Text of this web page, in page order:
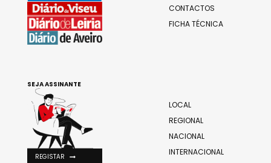
CONTACTOS
FICHA TÉCNICA
LOCAL
REGIONAL
NACIONAL
INTERNACIONAL
SEJA ASSINANTE
REGISTAR